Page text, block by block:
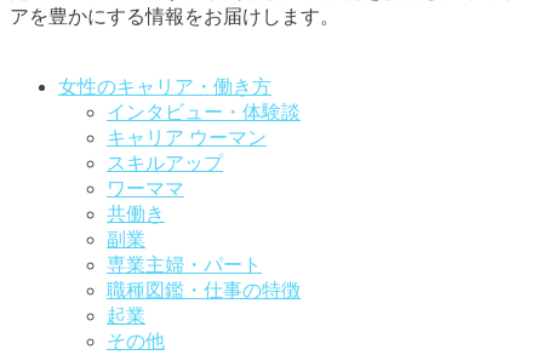
アを豊かにする情報をお届けします。
女性のキャリア・働き方
インタビュー・体験談
キャリア ウーマン
スキルアップ
ワーママ
共働き
副業
専業主婦・パート
職種図鑑・仕事の特徴
起業
その他